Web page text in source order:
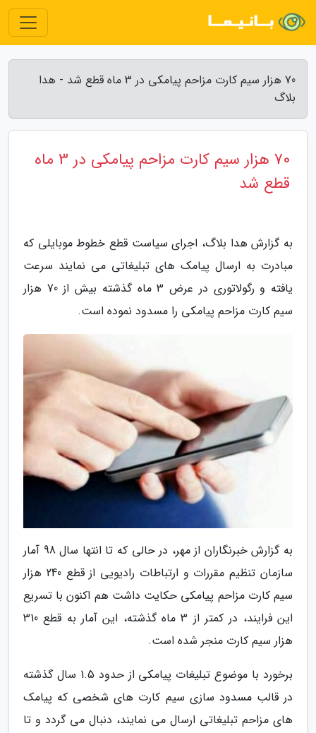
70 هزار سیم کارت مزاحم پیامکی در 3 ماه قطع شد - هدا
بلاگ
70 هزار سیم کارت مزاحم پیامکی در 3 ماه
قطع شد
به گزارش هدا بلاگ، اجرای سیاست قطع خطوط موبایلی که
مبادرت به ارسال پیامک های تبلیغاتی می نمایند سرعت
یافته و رگولاتوری در عرض 3 ماه گذشته بیش از 70 هزار
سیم کارت مزاحم پیامکی را مسدود نموده است.
به گزارش خبرنگاران از مهر، در حالی که تا انتها سال 98 آمار
سازمان تنظیم مقررات و ارتباطات رادیویی از قطع 240 هزار
سیم کارت مزاحم پیامکی حکایت داشت هم اکنون با تسریع
این فرایند، در کمتر از 3 ماه گذشته، این آمار به قطع 310
هزار سیم کارت منجر شده است.
برخورد با موضوع تبلیغات پیامکی از حدود 1.5 سال گذشته
در قالب مسدود سازی سیم کارت های شخصی که پیامک
های مزاحم تبلیغاتی ارسال می نمایند، دنبال می گردد و تا